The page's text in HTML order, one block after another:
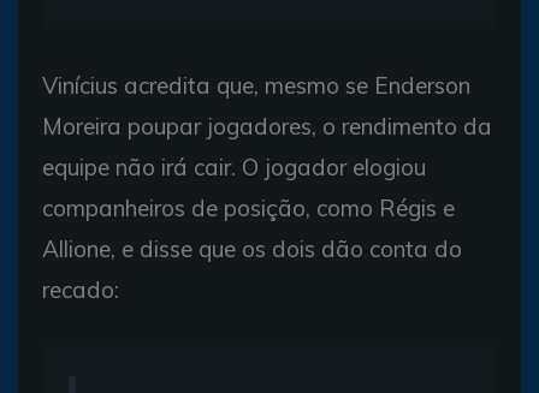
Vinícius acredita que, mesmo se Enderson
Moreira poupar jogadores, o rendimento da
equipe não irá cair. O jogador elogiou
companheiros de posição, como Régis e
Allione, e disse que os dois dão conta do
recado: